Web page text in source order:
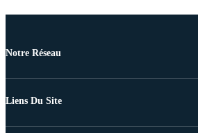
Notre Réseau
Liens Du Site